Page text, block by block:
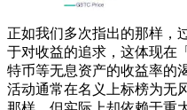
正如我们多次指出的那样，
于对收益的追求，这体现在
特币等无息资产的收益率的
活动通常在名义上标榜为无